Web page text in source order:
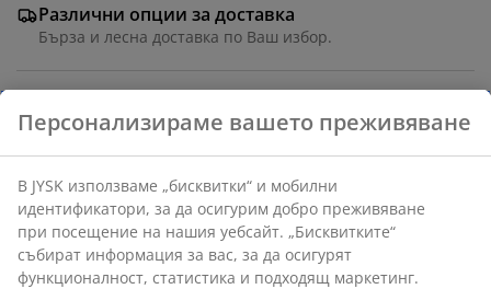
Различни опции за доставка
Бърза и лесна доставка по Ваш избор.
Артикул: 1815332
Характеристики
Персонализираме вашето преживяване
В JYSK използваме „бисквитки“ и мобилни
идентификатори, за да осигурим добро преживяване
при посещение на нашия уебсайт. „Бисквитките“
събират информация за вас, за да осигурят
функционалност, статистика и подходящ маркетинг.